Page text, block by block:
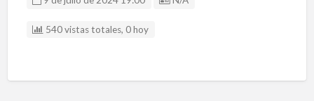
540 vistas totales, 0 hoy